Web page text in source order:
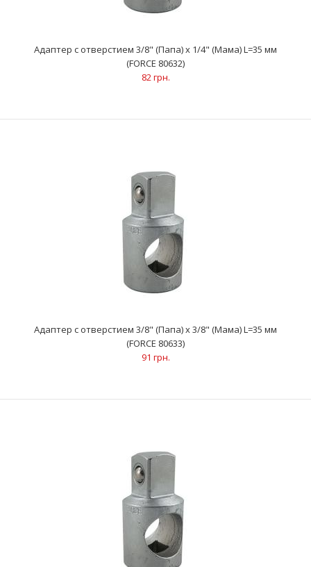
80632)
..
Адаптер с отверстием 3/8" (Папа) x 3/8" (Мама) L=35 мм (FORCE
80633)
91 грн.
Адаптер с отверстием 3/8" (Папа) x 1/4" (Mама) L=35 мм
(FORCE 80632)
82 грн.
Адаптер с отверстием 3/8" (Папа) x 3/8" (Мама) L=35 мм
(FORCE 80633)
91 грн.